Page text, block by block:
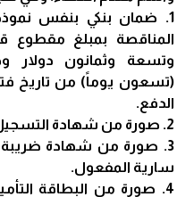
1. ضمان بنكي بنفس
وتسعة وثمانون
(تسعون يوماً) من تاريخ
الدفع.
2. صورة من شهادة التسجيل والتصنيف سارية المفعول.
3. صورة من شهادة ضريبة
سارية المفعول.
4. صورة من البطاقة